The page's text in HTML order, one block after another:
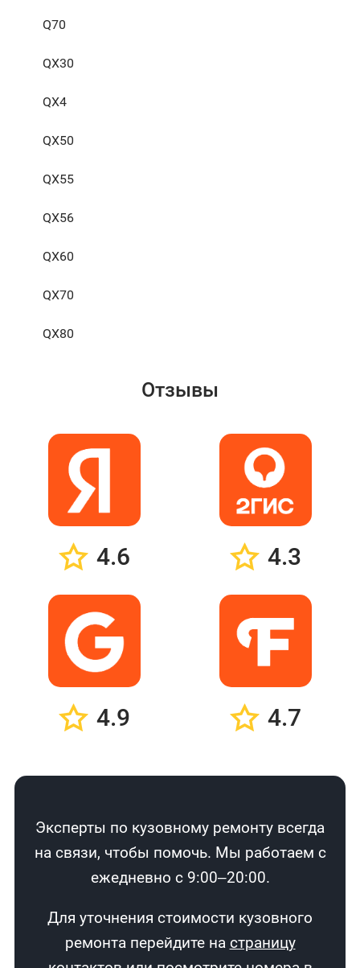
Q70
QX30
QX4
QX50
QX55
QX56
QX60
QX70
QX80
Отзывы
4.6 4.3
4.9 4.7
Эксперты по кузовному ремонту всегда
на связи, чтобы помочь. Мы работаем с
ежедневно с 9:00–20:00.
Для уточнения стоимости кузовного
ремонта перейдите на страницу